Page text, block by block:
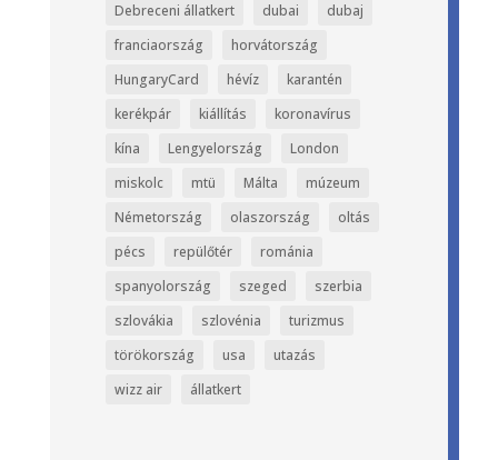
Debreceni állatkert
dubai
dubaj
franciaország
horvátország
HungaryCard
hévíz
karantén
kerékpár
kiállítás
koronavírus
kína
Lengyelország
London
miskolc
mtü Málta
múzeum
Németország
olaszország
oltás
pécs
repülőtér
románia
spanyolország
szeged
szerbia
szlovákia
szlovénia
turizmus
törökország
usa
utazás
wizz air
állatkert